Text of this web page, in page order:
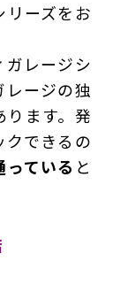
リーズをお
ガレージシ
レージの独
ります。発
クできるの
ている と